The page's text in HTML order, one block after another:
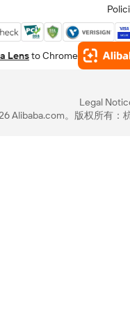
Lensto Chrome
Legal
Alibaba.com。版权所有：